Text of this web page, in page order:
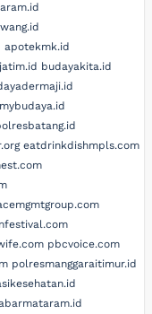
apotekmk.id
budayakita.id
mybudaya.id
eatdrinkdishmpls.com
pbcvoice.com
polresmanggaraitimur.id